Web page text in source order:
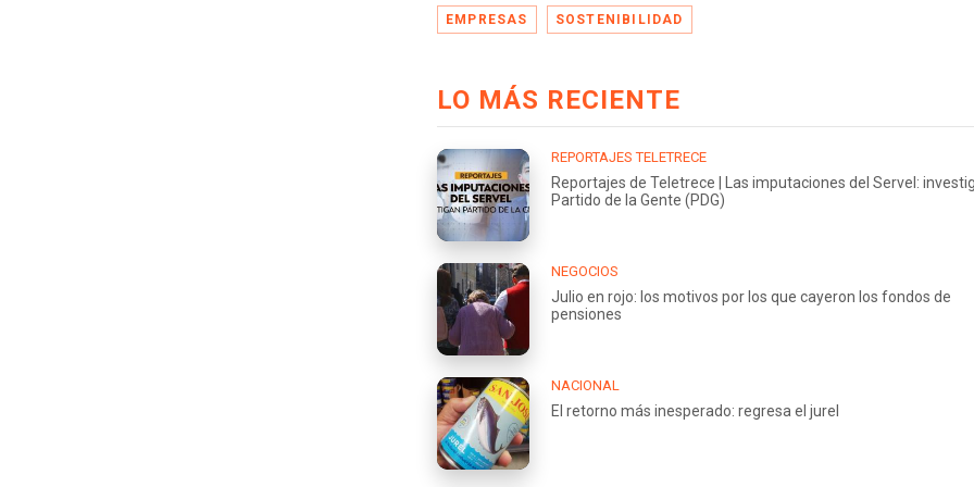
EMPRESAS SOSTENIBILIDAD
LO MÁS RECIENTE
REPORTAJES TELETRECE
Reportajes de Teletrece | Las imputaciones del Servel:
Partido de la Gente (PDG)
NEGOCIOS
Julio en rojo: los motivos por los que cayeron los fondos de
pensiones
NACIONAL
El retorno más inesperado: regresa el jurel